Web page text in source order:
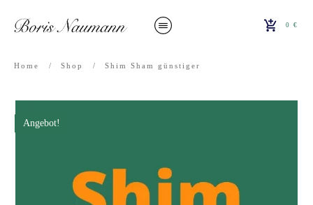
0 €
Home / Shop / Shim Sham günstiger
Angebot!